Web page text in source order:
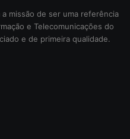
missão de ser uma referência
e Telecomunicações do
e de primeira qualidade.